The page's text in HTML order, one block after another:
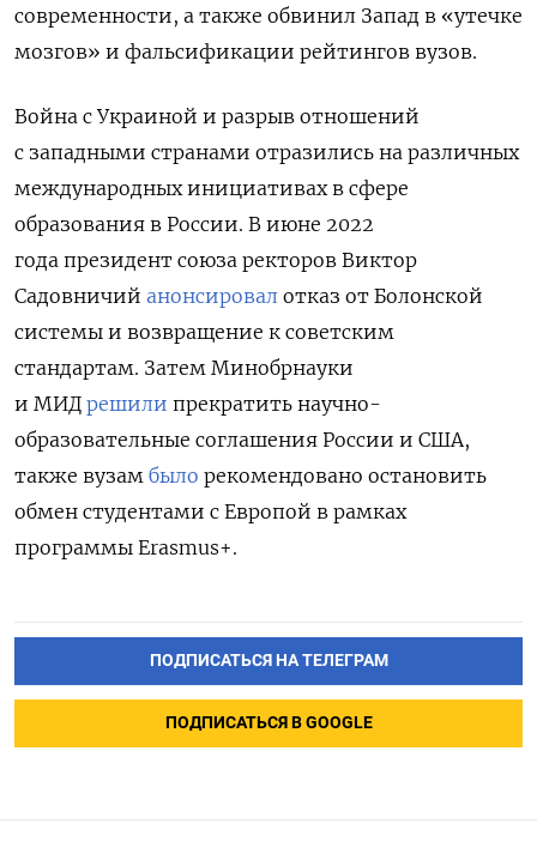
современности, а также обвинил Запад в «утечке
мозгов» и фальсификации рейтингов вузов.
Война с Украиной и разрыв отношений
с западными странами отразились на различных
международных инициативах в сфере
образования в России. В июне 2022
года президент союза ректоров Виктор
Садовничий анонсировал отказ от Болонской
системы и возвращение к советским
стандартам. Затем Минобрнауки
и МИД решили прекратить научно-
образовательные соглашения России и США,
также вузам было рекомендовано остановить
обмен студентами с Европой в рамках
программы Erasmus+.
ПОДПИСАТЬСЯ НА ТЕЛЕГРАМ
ПОДПИСАТЬСЯ В GOOGLE